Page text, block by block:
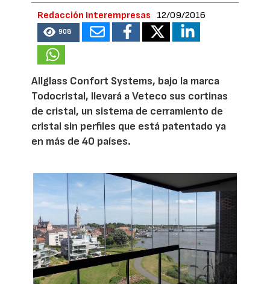
Redacción Interempresas 12/09/2016
908
Allglass Confort Systems, bajo la marca
Todocristal, llevará a Veteco sus cortinas
de cristal, un sistema de cerramiento de
cristal sin perfiles que está patentado ya
en más de 40 países.